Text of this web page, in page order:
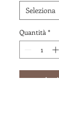
Quantità *